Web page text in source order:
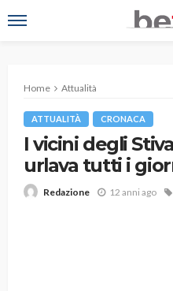
Home Attualità
ATTUALITÀ CRONACA
I vicini degli
urlava tutti i
Redazione 12 anni ago